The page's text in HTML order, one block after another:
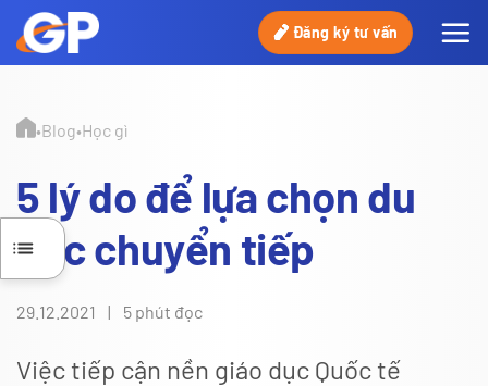
Chuyển
đến
nội
Đăng ký tư vấn
•Blog•Học gì
5 lý do để lựa chọn du
học chuyển tiếp
29.12.2021 | 5 phút đọc
Việc tiếp cận nền giáo dục Quốc tế